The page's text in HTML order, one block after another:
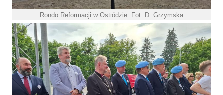
Rondo Reformacji w Ostródzie. Fot. D. Grzymska